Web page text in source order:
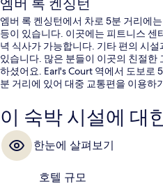
엠버 록 켄싱턴
엠버 록 켄싱턴에서 차로 5분 거리에
등이 있습니다. 이곳에는 피트니스 센
녁 식사가 가능합니다. 기타 편의 시
있습니다. 많은 분들이 이곳의 친절한
하셨어요. Earl's Court 역에서 도보로
분 거리에 있어 대중 교통편을 이용하
이 숙박 시설에 대
한눈에 살펴보기
호텔 규모